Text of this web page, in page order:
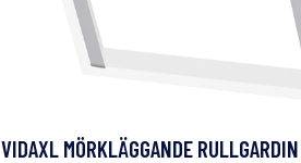
VIDAXL MÖRKLÄGGANDE